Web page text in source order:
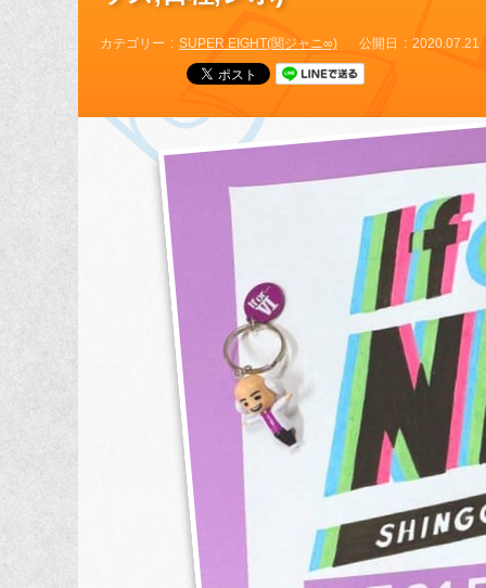
カテゴリー SUPER EIGHT(関ジャニ∞) 公開日 2020.07.21